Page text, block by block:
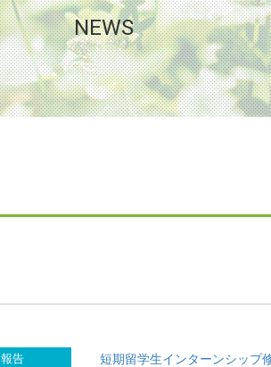
NEWS
報告 短期留学生インターンシップ